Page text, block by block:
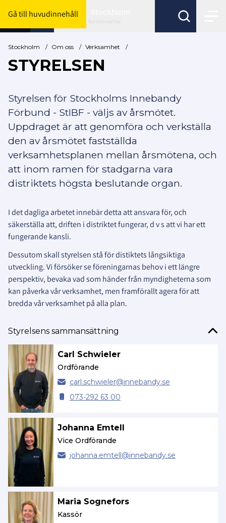
Gå till huvudinnehåll
Byt förbund här
Stockholm / Om oss / Verksamhet /
STYRELSEN
Styrelsen för Stockholms Innebandy
Förbund - StIBF - väljs av årsmötet.
Uppdraget är att genomföra och verkställa
den av årsmötet fastställda
verksamhetsplanen mellan årsmötena, och
att inom ramen för stadgarna vara
distriktets högsta beslutande organ.
I det dagliga arbetet innebär detta att ansvara för, och
säkerställa att, driften i distriktet fungerar, d v s att vi har ett
fungerande kansli.
Dessutom skall styrelsen stå för distiktets långsiktiga
utveckling. Vi försöker se föreningarnas behov i ett längre
perspektiv, bevaka vad som händer från myndigheterna som
kan påverka vår verksamhet, men framförallt agera för att
bredda vår verksamhet på alla plan.
Styrelsens sammansättning
Carl Schwieler
Ordförande
carl.schwieler@innebandy.se
073-292 63 00
Johanna Emtell
Vice Ordförande
johanna.emtell@innebandy.se
Maria Sognefors
Kassör